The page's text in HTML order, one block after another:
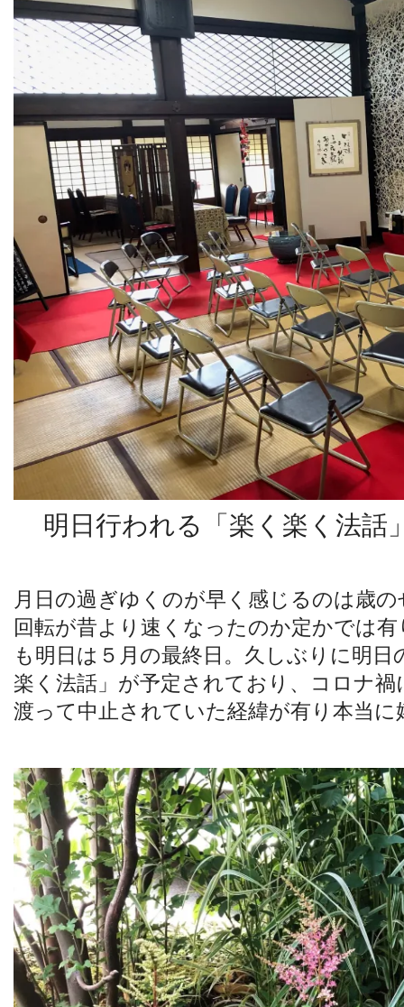
明日行われる「楽く楽く法話
月日の過ぎゆくのが早く感じるのは歳
回転が昔より速くなったのか定かでは
も明日は５月の最終日。久しぶりに明
楽く法話」が予定されており、コロナ
渡って中止されていた経緯が有り本当